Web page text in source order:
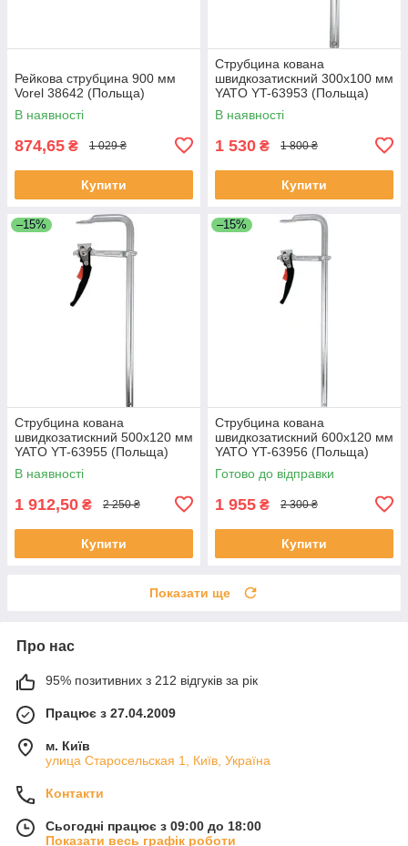
Рейкова струбцина 900 мм
Vorel 38642 (Польща)
В наявності
874,65 ₴ 1 029 ₴
Купити
Струбцина кована
швидкозатискний 300х100 мм
YATO YT-63953 (Польща)
В наявності
1 530 ₴ 1 800 ₴
Купити
–15%
Струбцина кована
швидкозатискний 500х120 мм
YATO YT-63955 (Польща)
В наявності
1 912,50 ₴ 2 250 ₴
Купити
–15%
Струбцина кована
швидкозатискний 600х120 мм
YATO YT-63956 (Польща)
Готово до відправки
1 955 ₴ 2 300 ₴
Купити
Показати ще
Про нас
95% позитивних з 212 відгуків за рік
Працює з 27.04.2009
м. Київ
улица Старосельская 1, Київ, Україна
Контакти
Сьогодні працює з 09:00 до 18:00
Показати весь графік роботи